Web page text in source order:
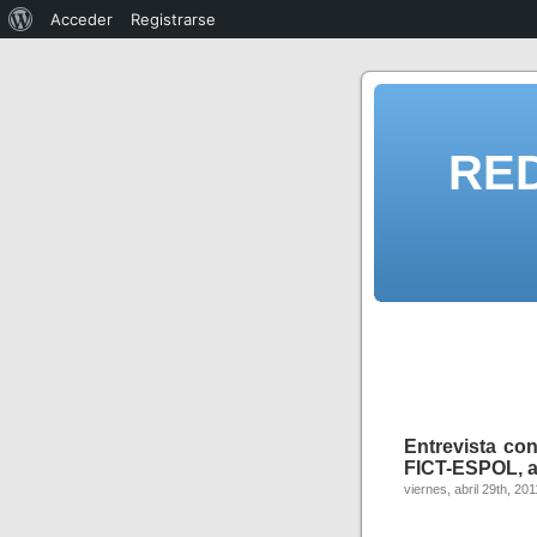
Entrevista
FICT-ESPOL,
viernes, abril 29th,
Acceder Registrarse